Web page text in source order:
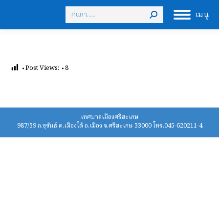
เมนู
Search:
Post Views: 8
เทศบาลเมืองศรีสะเกษ
987/39 ถ.ขุขันธ์ ต.เมืองใต้ อ.เมือง จ.ศรีสะเกษ 33000 โทร.045-620211-4